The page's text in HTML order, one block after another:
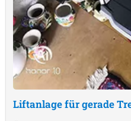
Liftanlage für gerade